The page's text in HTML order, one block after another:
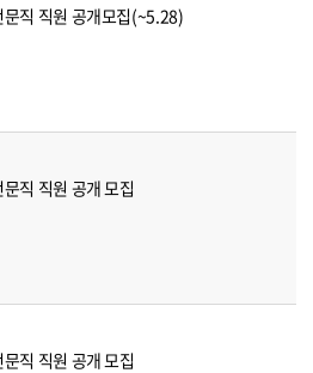
직 직원 공개모집(~5.28)
직 직원 공개 모집
직 직원 공개 모집